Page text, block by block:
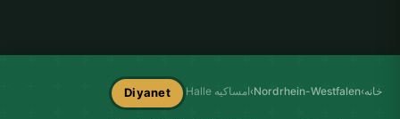
خانه›
Nordrhein-Westfalen
›امساکیه Halle Diyanet